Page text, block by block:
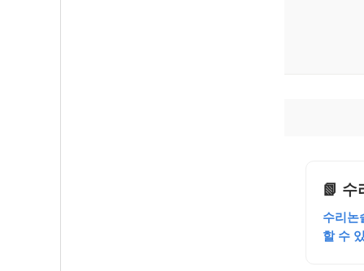
📗 수
수리논
할 수